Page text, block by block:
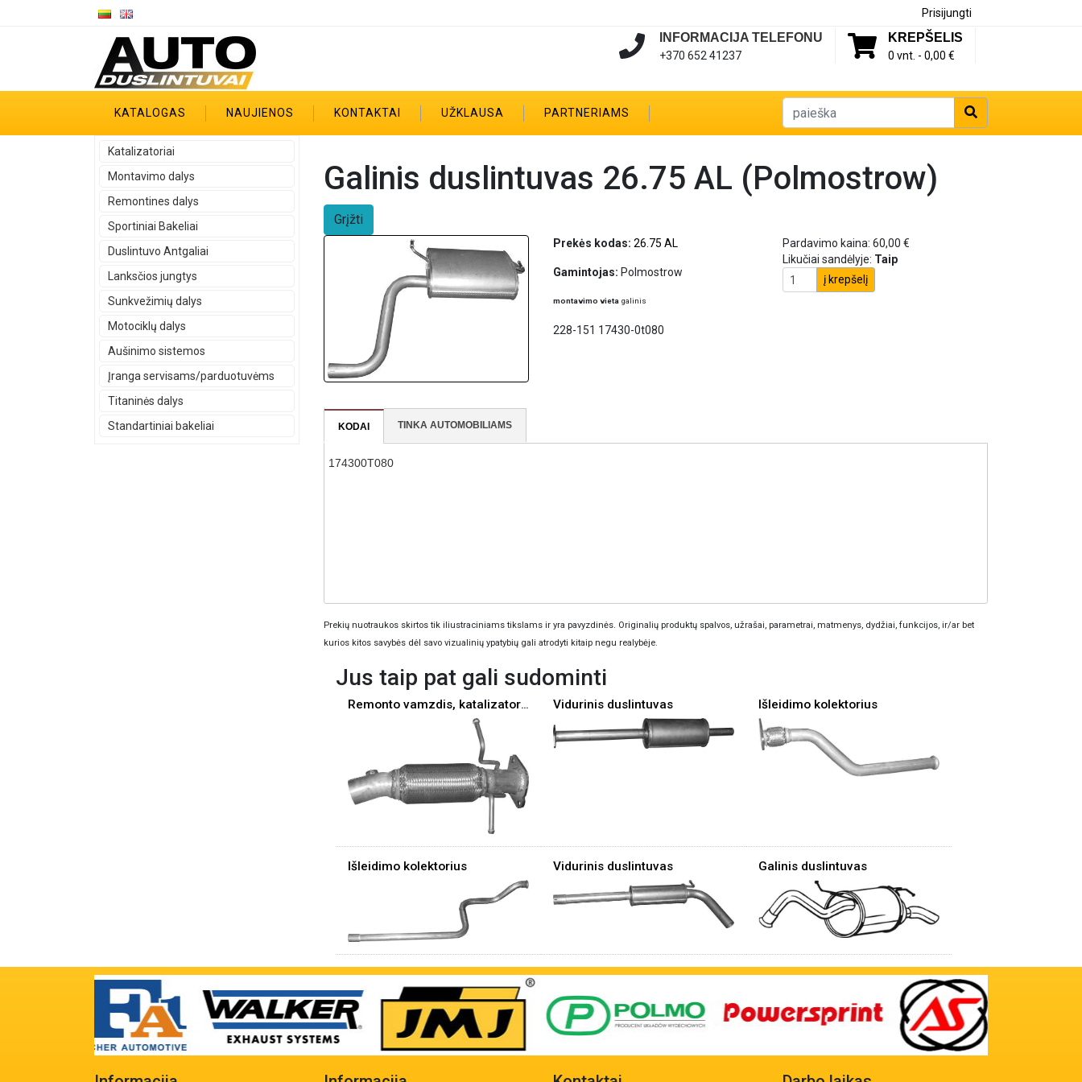
Prisijungti
KREPŠELIS
0 vnt. - 0,00 €
INFORMACIJA TELEFONU
+370 652 41237
KATALOGAS NAUJIENOS KONTAKTAI UŽKLAUSA PARTNERIAMS
Katalizatoriai
Montavimo dalys
Remontines dalys
Sportiniai Bakeliai
Duslintuvo Antgaliai
Lanksčios jungtys
Sunkvežimių dalys
Motociklų dalys
Aušinimo sistemos
Įranga servisams/parduotuvėms
Titaninės dalys
Standartiniai bakeliai
Galinis duslintuvas 26.75 AL (Polmostrow)
Grįžti
Prekės kodas: 26.75 AL
Gamintojas: Polmostrow
montavimo vieta galinis
228-151 17430-0t080
Pardavimo kaina: 60,00 €
Likučiai sandėlyje: Taip
į krepšelį
KODAI TINKA AUTOMOBILIAMS
174300T080
Prekių nuotraukos skirtos tik iliustraciniams tikslams ir yra pavyzdinės. Originalių produktų spalvos, užrašai, parametrai, matmenys, dydžiai, funkcijos, ir/ar bet
kurios kitos savybės dėl savo vizualinių ypatybių gali atrodyti kitaip negu realybėje.
Jus taip pat gali sudominti
Remonto vamzdis, katalizatorius Vidurinis duslintuvas Išleidimo kolektorius
Išleidimo kolektorius Vidurinis duslintuvas Galinis duslintuvas